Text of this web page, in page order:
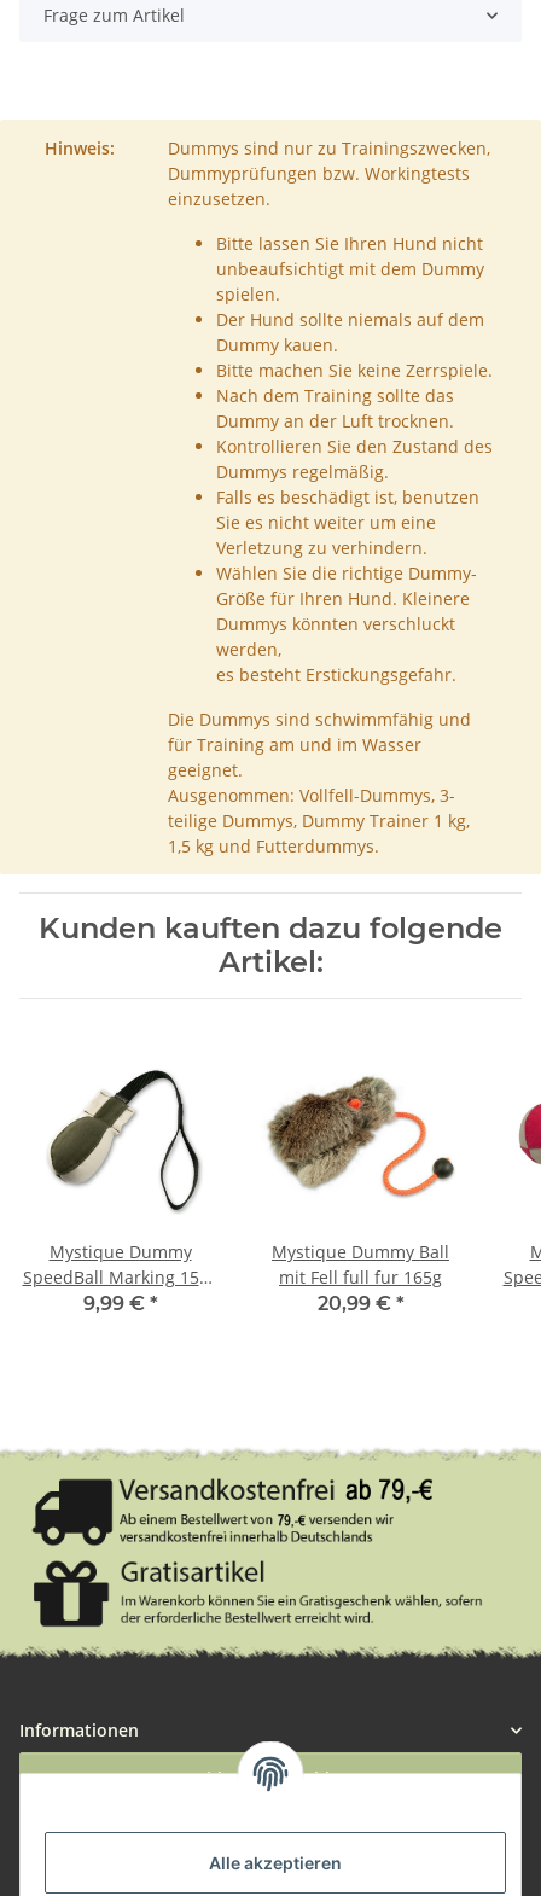
Alle akzeptieren
Frage zum Artikel
Hinweis:
Dummys sind nur zu Trainingszwecken,
Dummyprüfungen bzw. Workingtests
einzusetzen.
Bitte lassen Sie Ihren Hund nicht
unbeaufsichtigt mit dem Dummy
spielen.
Der Hund sollte niemals auf dem
Dummy kauen.
Bitte machen Sie keine Zerrspiele.
Nach dem Training sollte das
Dummy an der Luft trocknen.
Kontrollieren Sie den Zustand des
Dummys regelmäßig.
Falls es beschädigt ist, benutzen
Sie es nicht weiter um eine
Verletzung zu verhindern.
Wählen Sie die richtige Dummy-
Größe für Ihren Hund. Kleinere
Dummys könnten verschluckt
werden,
es besteht Erstickungsgefahr.
Die Dummys sind schwimmfähig und
für Training am und im Wasser
geeignet.
Ausgenommen: Vollfell-Dummys, 3-
teilige Dummys, Dummy Trainer 1 kg,
1,5 kg und Futterdummys.
Kunden kauften dazu folgende
Artikel:
Mystique Dummy
SpeedBall Marking 150g
weiß / khaki
9,99 € *
Mystique Dummy Ball
mit Fell full fur 165g
20,99 € *
Informationen
Widerruf anmelden